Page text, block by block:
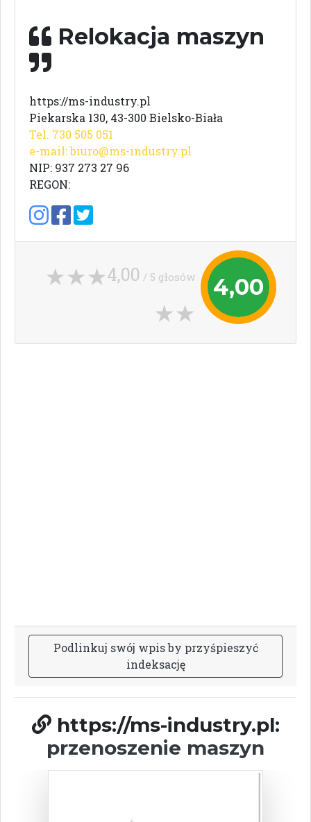
Relokacja maszyn
https://ms-industry.pl
Piekarska 130, 43-300 Bielsko-Biała
Tel. 730 505 051
e-mail:biuro@ms-industry.pl
NIP: 937 273 27 96
REGON:
4,00
4,00 / 5 głosów
Podlinkuj swój wpisby przyśpieszyć
indeksację
https://ms-industry.pl:
przenoszenie maszyn